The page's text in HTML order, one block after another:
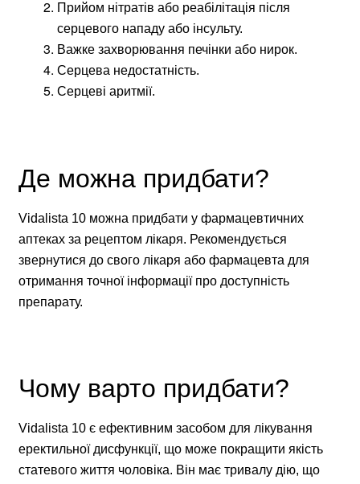
Прийом нітратів або реабілітація після
серцевого нападу або інсульту.
Важке захворювання печінки або нирок.
Серцева недостатність.
Серцеві аритмії.
Де можна придбати?
Vidalista 10 можна придбати у фармацевтичних
аптеках за рецептом лікаря. Рекомендується
звернутися до свого лікаря або фармацевта для
отримання точної інформації про доступність
препарату.
Чому варто придбати?
Vidalista 10 є ефективним засобом для лікування
еректильної дисфункції, що може покращити якість
статевого життя чоловіка. Він має тривалу дію, що